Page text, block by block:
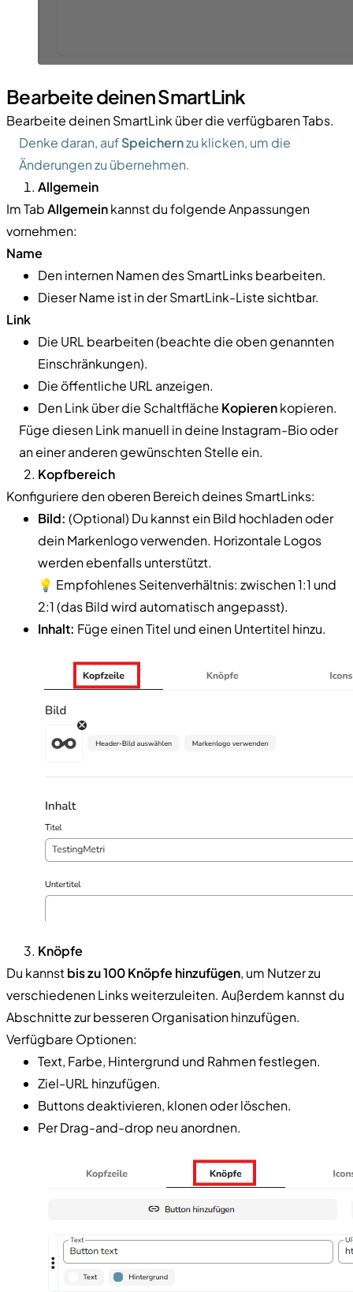
Bearbeite deinen SmartLink
Bearbeite deinen SmartLink über die verfügbaren Tabs.
Denke daran, aufSpeichernzu klicken, um die
Änderungen zu übernehmen.
Allgemein
Im TabAllgemeinkannst du folgende Anpassungen
vornehmen:
Name
Den internen Namen des SmartLinks bearbeiten.
Dieser Name ist in der SmartLink-Liste sichtbar.
Link
Die URL bearbeiten (beachte die oben genannten
Einschränkungen).
Die öffentliche URL anzeigen.
Den Link über die Schaltfläche Kopierenkopieren.
Füge diesen Link manuell in deine Instagram-Bio oder
an einer anderen gewünschten Stelle ein.
Kopfbereich
Konfiguriere den oberen Bereich deines SmartLinks:
Bild: (Optional) Du kannst ein Bild hochladen oder
dein Markenlogo verwenden. Horizontale Logos
werden ebenfalls unterstützt.
💡 Empfohlenes Seitenverhältnis: zwischen 1:1 und
2:1 (das Bild wird automatisch angepasst).
Inhalt: Füge einen Titel und einen Untertitel hinzu.
Knöpfe
Du kannstbis zu 100 Knöpfe hinzufügen, um Nutzer zu
verschiedenen Links weiterzuleiten. Außerdem kannst du
Abschnitte zur besseren Organisation hinzufügen.
Verfügbare Optionen:
Text, Farbe, Hintergrund und Rahmen festlegen.
Ziel-URL hinzufügen.
Buttons deaktivieren, klonen oder löschen.
Per Drag-and-drop neu anordnen.